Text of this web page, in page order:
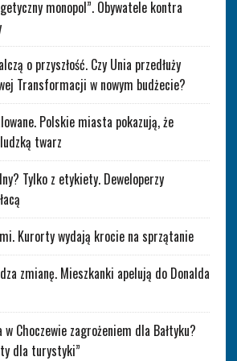
monopol”. Obywatele kontra
o przyszłość. Czy Unia przedłuży
Transformacji w nowym budżecie?
Polskie miasta pokazują, że
twarz
Tylko z etykiety. Deweloperzy
Kurorty wydają krocie na sprzątanie
zmianę. Mieszkanki apelują do Donalda
Choczewie zagrożeniem dla Bałtyku?
dla turystyki”